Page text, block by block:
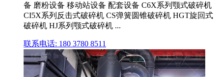
备 磨粉设备 移动站设备 配套设备 C6X系列颚式破碎机
CI5X系列反击式破碎机 CS弹簧圆锥破碎机 HGT旋回式
破碎机 HJ系列颚式破碎机 ...
联系电话: 180 3780 8511